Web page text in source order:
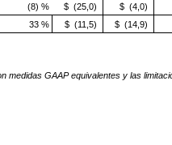
(8) % $ (25,0) $ (4,0)
33 % $ (11,5) $ (14,9)
medidas GAAP equivalentes y las